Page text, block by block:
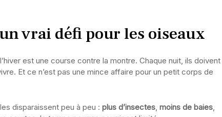
vrai défi pour les oiseaux
est une course contre la montre. Chaque nuit, ils doivent
Et ce n’est pas une mince affaire pour un petit corps de
disparaissent peu à peu : plus d’insectes, moins de baies,